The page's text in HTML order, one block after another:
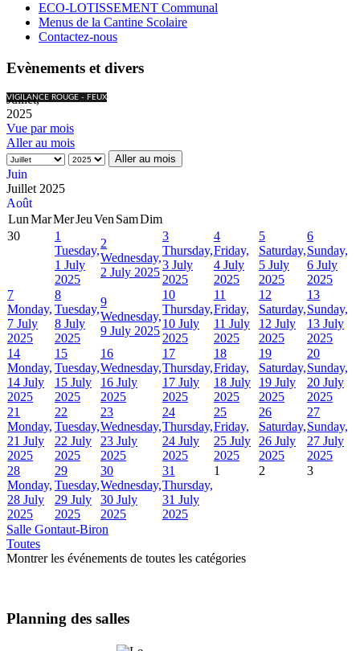
ECO-LOTISSEMENT Communal
Menus de la Cantine Scolaire
Contactez-nous
Evènements et divers
VIGILANCE ROUGE - FEUX
Juillet,
2025
Vue par mois
Aller au mois
Aller au mois
Juin
Juillet 2025
Août
LunMarMerJeuVen SamDim
30
1
Tuesday,
1 July
2025
2
Wednesday,
2 July 2025
3
Thursday,
3 July
2025
4
Friday,
4 July
2025
5
Saturday,
5 July
2025
6
Sunday,
6 July
2025
7
Monday,
7 July
2025
8
Tuesday,
8 July
2025
9
Wednesday,
9 July 2025
10
Thursday,
10 July
2025
11
Friday,
11 July
2025
12
Saturday,
12 July
2025
13
Sunday,
13 July
2025
14
Monday,
14 July
2025
15
Tuesday,
15 July
2025
16
Wednesday,
16 July
2025
17
Thursday,
17 July
2025
18
Friday,
18 July
2025
19
Saturday,
19 July
2025
20
Sunday,
20 July
2025
21
Monday,
21 July
2025
22
Tuesday,
22 July
2025
23
Wednesday,
23 July
2025
24
Thursday,
24 July
2025
25
Friday,
25 July
2025
26
Saturday,
26 July
2025
27
Sunday,
27 July
2025
28
Monday,
28 July
2025
29
Tuesday,
29 July
2025
30
Wednesday,
30 July
2025
31
Thursday,
31 July
2025
1 2 3
Salle Gontaut-Biron
Toutes
Montrer les événements de toutes les catégories
Planning des salles